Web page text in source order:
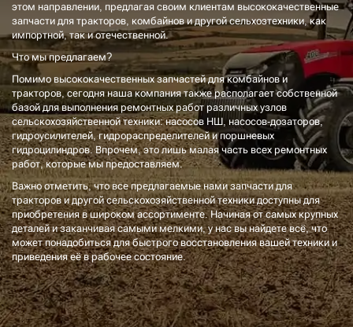
этом направлении, предлагая своим клиентам высококачественные
запчасти для тракторов, комбайнов и другой сельхозтехники, как
импортной, так и отечественной.
Что мы предлагаем?
Помимо высококачественных запчастей для комбайнов и
тракторов, сегодня наша компания также располагает собственной
базой для выполнения ремонтных работ различных узлов
сельскохозяйственной техники: насосов НШ, насосов-дозаторов,
гидроусилителей, гидрораспределителей и поршневых
гидроцилиндров. Впрочем, это лишь малая часть всех ремонтных
работ, которые мы предоставляем.
Важно отметить, что все предлагаемые нами запчасти для
тракторов и другой сельскохозяйственной техники доступны для
приобретения в широком ассортименте. Начиная от самых крупных
деталей и заканчивая самыми мелкими, у нас вы найдете всё, что
может понадобиться для быстрого восстановления вашей техники и
приведения её в рабочее состояние.